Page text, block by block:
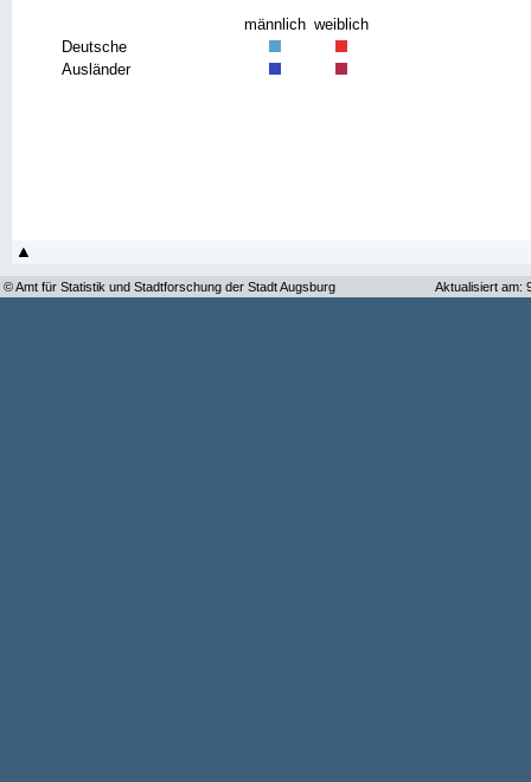
männlich weiblich
Deutsche
Ausländer
© Amt für Statistik und Stadtforschung der Stadt Augsburg Aktualisiert am: